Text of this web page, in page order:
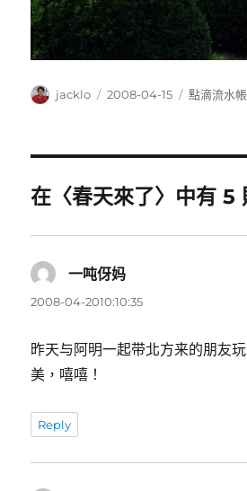
作
jacklo
發
2008-04-15
分
點滴流水帳
在〈春天來了〉中有 5
一吨伢妈
示:
2008-04-2010:10:35
昨天与阿明一起带北方来的朋友
美，嘻嘻！
Reply